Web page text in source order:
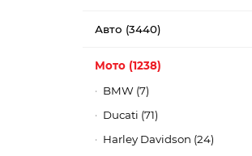
Авто (3440)
Мото (1238)
BMW (7)
Ducati (71)
Harley Davidson (24)